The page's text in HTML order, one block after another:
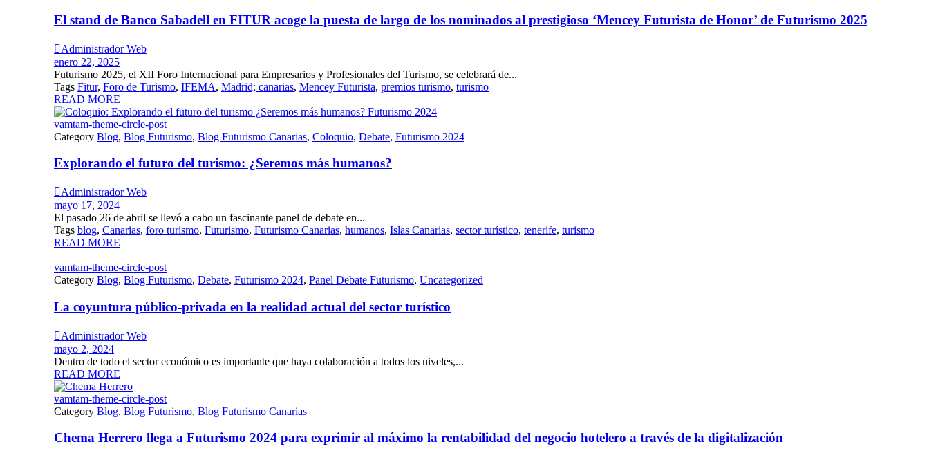
El stand de Banco Sabadell en FITUR acoge la puesta de largo de los nominados al prestigioso ‘Mencey Futurista de Honor’ de Futurismo 2025
Administrador Web
enero 22, 2025
Futurismo 2025, el XII Foro Internacional para Empresarios y Profesionales del Turismo, se celebrará de...
Tags Fitur, Foro de Turismo, IFEMA, Madrid; canarias, Mencey Futurista, premios turismo, turismo
READ MORE
vamtam-theme-circle-post
Category Blog, Blog Futurismo, Blog Futurismo Canarias, Coloquio, Debate, Futurismo 2024
Explorando el futuro del turismo: ¿Seremos más humanos?
Administrador Web
mayo 17, 2024
El pasado 26 de abril se llevó a cabo un fascinante panel de debate en...
Tags blog, Canarias, foro turismo, Futurismo, Futurismo Canarias, humanos, Islas Canarias, sector turístico, tenerife, turismo
READ MORE
vamtam-theme-circle-post
Category Blog, Blog Futurismo, Debate, Futurismo 2024, Panel Debate Futurismo, Uncategorized
La coyuntura público-privada en la realidad actual del sector turístico
Administrador Web
mayo 2, 2024
Dentro de todo el sector económico es importante que haya colaboración a todos los niveles,...
READ MORE
vamtam-theme-circle-post
Category Blog, Blog Futurismo, Blog Futurismo Canarias
Chema Herrero llega a Futurismo 2024 para exprimir al máximo la rentabilidad del negocio hotelero a través de la digitalización